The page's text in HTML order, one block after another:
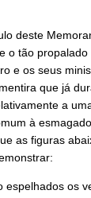
deste
o tão
e os seus
que já
a
à
as figuras
espelhados os